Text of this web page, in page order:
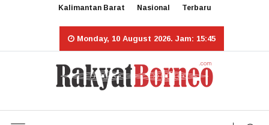
Kalimantan Barat Nasional Terbaru
Monday, 10 August 2026. Jam: 15:45